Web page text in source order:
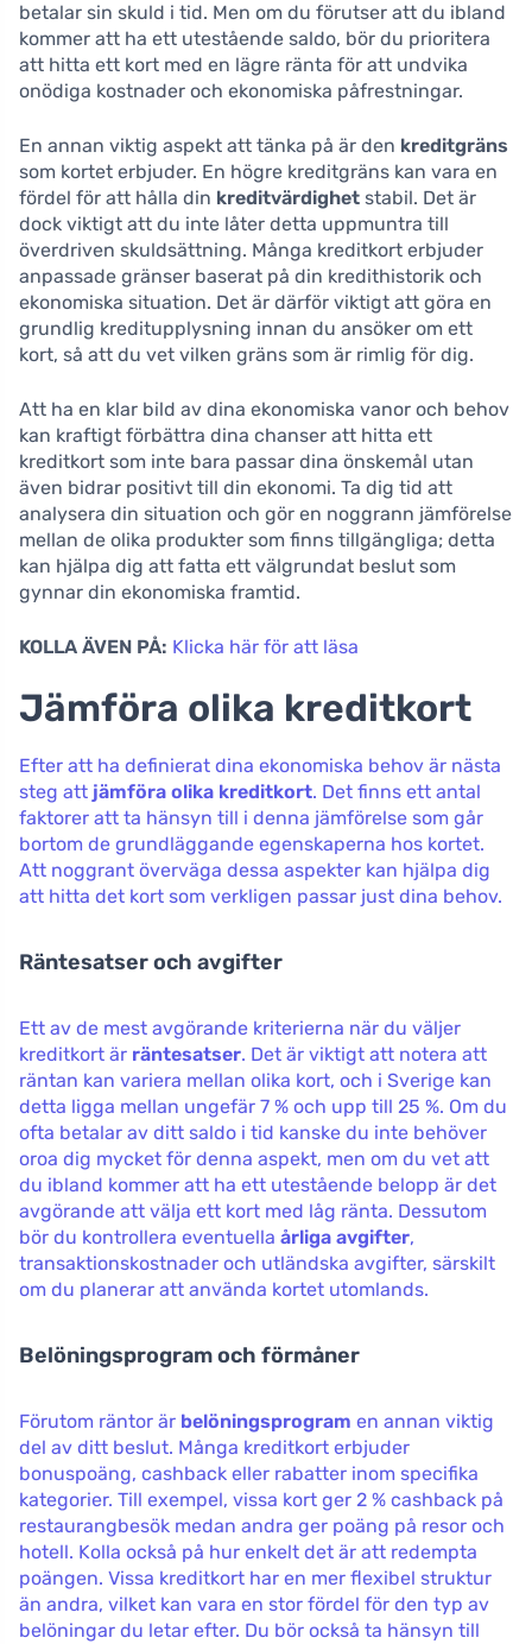
betalar sin skuld i tid. Men om du förutser att du ibland
kommer att ha ett utestående saldo, bör du prioritera
att hitta ett kort med en lägre ränta för att undvika
onödiga kostnader och ekonomiska påfrestningar.
En annan viktig aspekt att tänka på är den kreditgräns
som kortet erbjuder. En högre kreditgräns kan vara en
fördel för att hålla din kreditvärdighet stabil. Det är
dock viktigt att du inte låter detta uppmuntra till
överdriven skuldsättning. Många kreditkort erbjuder
anpassade gränser baserat på din kredithistorik och
ekonomiska situation. Det är därför viktigt att göra en
grundlig kreditupplysning innan du ansöker om ett
kort, så att du vet vilken gräns som är rimlig för dig.
Att ha en klar bild av dina ekonomiska vanor och behov
kan kraftigt förbättra dina chanser att hitta ett
kreditkort som inte bara passar dina önskemål utan
även bidrar positivt till din ekonomi. Ta dig tid att
analysera din situation och gör en noggrann jämförelse
mellan de olika produkter som finns tillgängliga; detta
kan hjälpa dig att fatta ett välgrundat beslut som
gynnar din ekonomiska framtid.
KOLLA ÄVEN PÅ: Klicka här för att läsa
Jämföra olika kreditkort
Efter att ha definierat dina ekonomiska behov är nästa
steg att jämföra olika kreditkort. Det finns ett antal
faktorer att ta hänsyn till i denna jämförelse som går
bortom de grundläggande egenskaperna hos kortet.
Att noggrant överväga dessa aspekter kan hjälpa dig
att hitta det kort som verkligen passar just dina behov.
Räntesatser och avgifter
Ett av de mest avgörande kriterierna när du väljer
kreditkort är räntesatser. Det är viktigt att notera att
räntan kan variera mellan olika kort, och i Sverige kan
detta ligga mellan ungefär 7 % och upp till 25 %. Om du
ofta betalar av ditt saldo i tid kanske du inte behöver
oroa dig mycket för denna aspekt, men om du vet att
du ibland kommer att ha ett utestående belopp är det
avgörande att välja ett kort med låg ränta. Dessutom
bör du kontrollera eventuella årliga avgifter,
transaktionskostnader och utländska avgifter, särskilt
om du planerar att använda kortet utomlands.
Belöningsprogram och förmåner
Förutom räntor är belöningsprogram en annan viktig
del av ditt beslut. Många kreditkort erbjuder
bonuspoäng, cashback eller rabatter inom specifika
kategorier. Till exempel, vissa kort ger 2 % cashback på
restaurangbesök medan andra ger poäng på resor och
hotell. Kolla också på hur enkelt det är att redempta
poängen. Vissa kreditkort har en mer flexibel struktur
än andra, vilket kan vara en stor fördel för den typ av
belöningar du letar efter. Du bör också ta hänsyn till